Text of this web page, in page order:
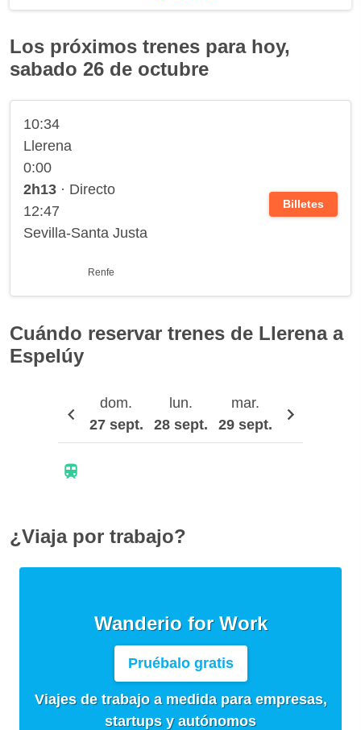
Los próximos trenes para hoy,
sabado 26 de octubre
10:34
Llerena
0:00
2h13 · Directo
12:47
Sevilla-Santa Justa
Renfe
Billetes
Cuándo reservar trenes de Llerena a
Espelúy
dom.
27 sept.
lun.
28 sept.
mar.
29 sept.
30 sept.
¿Viaja por trabajo?
Wanderio for Work
Pruébalo gratis
Viajes de trabajo a medida para empresas,
startups y autónomos